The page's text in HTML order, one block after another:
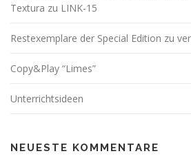
Textura zu LINK-15
Restexemplare der Special Edition zu
Copy&Play “Limes”
Unterrichtsideen
NEUESTE KOMMENTARE